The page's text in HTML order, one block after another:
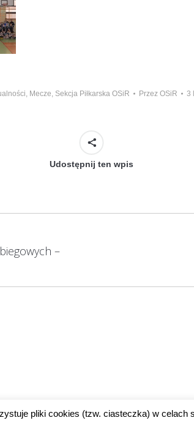
, Mecze, Sekcja Piłkarska OSiR Przez OSiR 3
Udostępnij ten wpis
–
pliki cookies (tzw. ciasteczka) w